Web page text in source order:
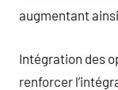
augmentant
Intégration des
renforcer